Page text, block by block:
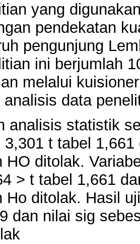
yang
pendekatan
pengunjung
ini berjumlah
melalui
data
analisis statistik
3,301 t tabel
HO ditolak.
> t tabel 1,661
Ho ditolak. Hasil
dan nilai sig